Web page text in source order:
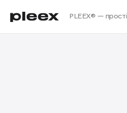
PLEEX® —